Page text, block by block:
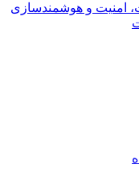
امنیت و هوشمندسازی